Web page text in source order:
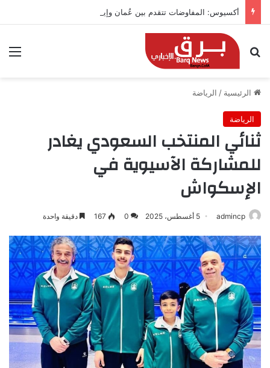
أكسيوس: المفاوضات تتقدم بين عُمان وإيران بشأن هرمز
بحث عن
الرئيسية / الرياضة
الرياضة
ثنائي المنتخب السعودي يغادر
للمشاركة الآسيوية في
الإسكواش
admincp 5 أغسطس، 2025 0
167 دقيقة واحدة